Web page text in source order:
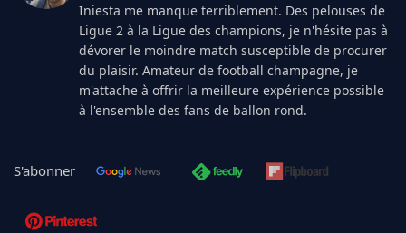
Iniesta me manque terriblement. Des pelouses de
Ligue 2 à la Ligue des champions, je n'hésite pas à
dévorer le moindre match susceptible de procurer
du plaisir. Amateur de football champagne, je
m'attache à offrir la meilleure expérience possible
à l'ensemble des fans de ballon rond.
S'abonner